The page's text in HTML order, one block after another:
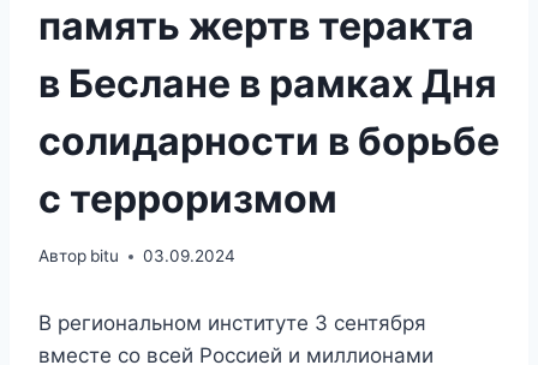
память жертв теракта
в Беслане в рамках Дня
солидарности в борьбе
с терроризмом
Автор bitu 03.09.2024
В региональном институте 3 сентября
вместе со всей Россией и миллионами